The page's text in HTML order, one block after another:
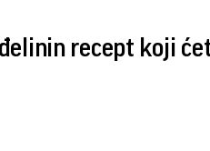
recept koji